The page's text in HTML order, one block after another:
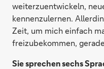
weiterzuentwickeln,
kennenzulernen.
Zeit, um mich einfach
freizubekommen,
Sie sprechen sechs